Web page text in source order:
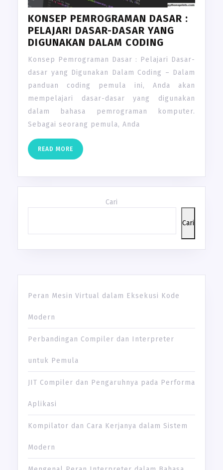
KONSEP PEMROGRAMAN DASAR :
PELAJARI DASAR-DASAR YANG
DIGUNAKAN DALAM CODING
Konsep Pemrograman Dasar : Pelajari Dasar-
dasar yang Digunakan Dalam Coding – Dalam
panduan coding pemula ini, Anda akan
mempelajari dasar-dasar yang digunakan
dalam bahasa pemrograman komputer.
Sebagai seorang pemula, Anda
READ MORE READ
MORE
Cari
Cari
Peran Mesin Virtual dalam Eksekusi Kode
Modern
Perbandingan Compiler dan Interpreter
untuk Pemula
JIT Compiler dan Pengaruhnya pada Performa
Aplikasi
Kompilator dan Cara Kerjanya dalam Sistem
Modern